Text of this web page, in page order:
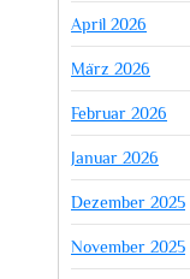
April 2026
März 2026
Februar 2026
Januar 2026
Dezember 2025
November 2025